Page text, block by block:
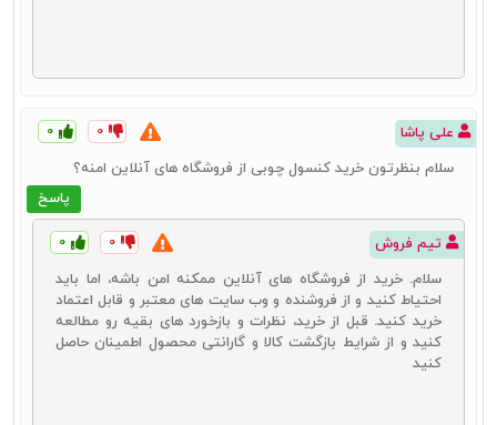
علی پاشا ۰ ۰
پاسخ
سلام بنظرتون خرید کنسول چوبی از فروشگاه های آنلاین امنه؟
تیم فروش ۰ ۰
سلام. خرید از فروشگاه‌ های آنلاین ممکنه امن باشه، اما باید
احتیاط کنید و از فروشنده و وب‌ سایت های معتبر و قابل اعتماد
خرید کنید. قبل از خرید، نظرات و بازخورد های بقیه رو مطالعه
کنید و از شرایط بازگشت کالا و گارانتی محصول اطمینان حاصل
کنید